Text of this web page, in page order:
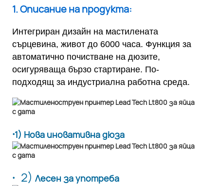
1. Описание на продукта:
Интегриран дизайн на мастилената
сърцевина, живот до 6000 часа. Функция за
автоматично почистване на дюзите,
осигуряваща бързо стартиране. По-
подходящ за индустриална работна среда.
·1) Нова иновативна дюза
· 2) Лесен за употреба